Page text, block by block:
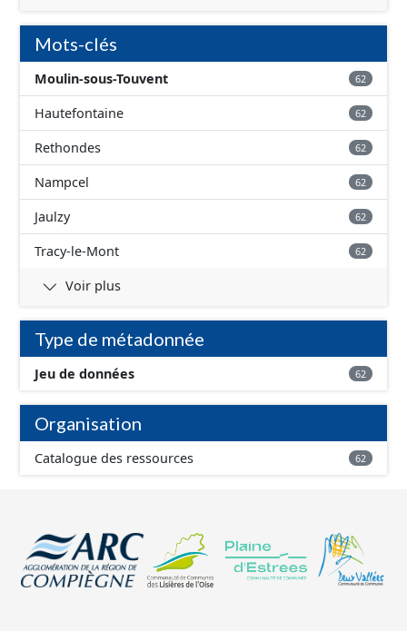
Mots-clés
Moulin-sous-Touvent 62
Hautefontaine 62
Rethondes 62
Nampcel 62
Jaulzy 62
Tracy-le-Mont 62
Voir plus
Type de métadonnée
Jeu de données 62
Organisation
Catalogue des ressources 62